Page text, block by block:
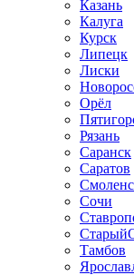
Казань
Калуга
Курск
Липецк
Лиски
Орёл
Рязань
Саранск
Саратов
Сочи
Тамбов